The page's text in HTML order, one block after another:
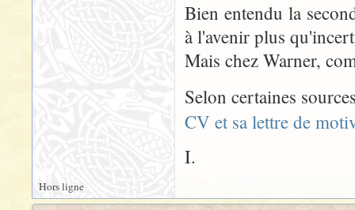
Bien entendu la
à l'avenir plus
Mais chez Warner,
Selon certaines
CV et sa lettre de
I.
Hors ligne